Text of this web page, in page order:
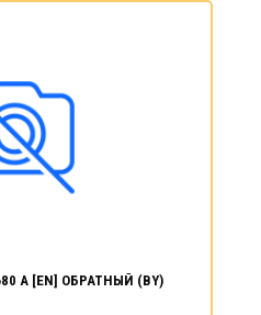
680 А [EN] ОБРАТНЫЙ (BY)